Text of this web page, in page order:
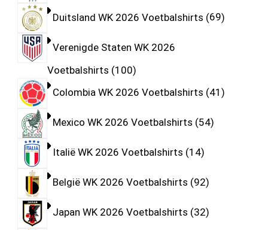
Duitsland WK 2026 Voetbalshirts 69
Verenigde Staten WK 2026
Voetbalshirts 100
Colombia WK 2026 Voetbalshirts 41
Mexico WK 2026 Voetbalshirts 54
Italië WK 2026 Voetbalshirts 14
België WK 2026 Voetbalshirts 92
Japan WK 2026 Voetbalshirts 32